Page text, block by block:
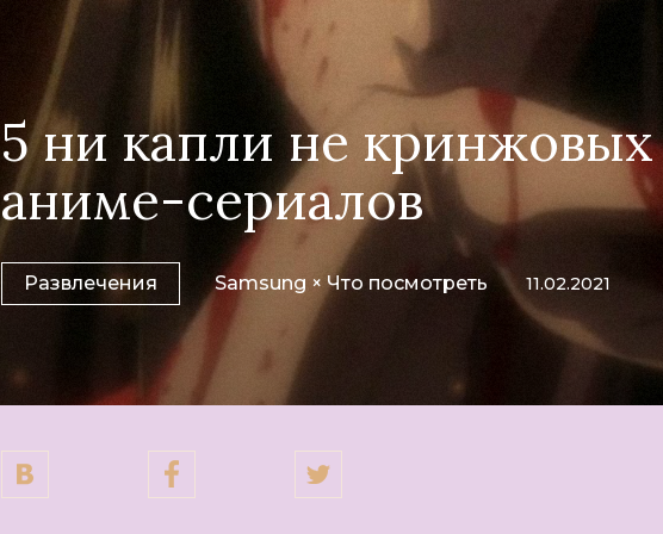
5 ни капли не кринжовых
аниме-сериалов
Развлечения Samsung × Что посмотреть 11.02.2021